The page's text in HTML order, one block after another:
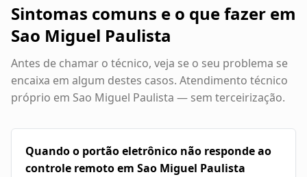
Sintomas comuns e o que fazer em
Sao Miguel Paulista
Antes de chamar o técnico, veja se o seu problema se
encaixa em algum destes casos. Atendimento técnico
próprio em Sao Miguel Paulista — sem terceirização.
Quando o portão eletrônico não responde ao
controle remoto em Sao Miguel Paulista